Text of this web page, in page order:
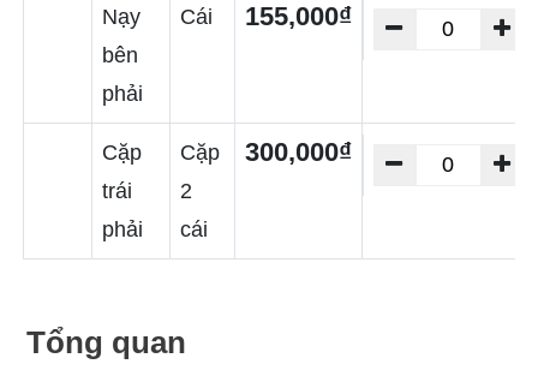
Nạy
bên
phải
Cái 155,000₫
Cặp
trái
phải
Cặp
2
cái
300,000₫
Tổng quan